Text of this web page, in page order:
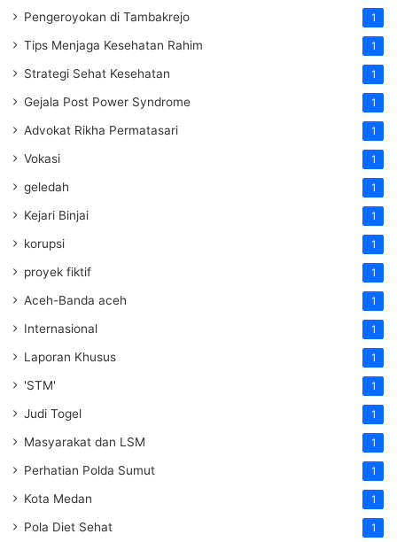
Pengeroyokan di Tambakrejo 1
Tips Menjaga Kesehatan Rahim 1
Strategi Sehat Kesehatan 1
Gejala Post Power Syndrome 1
Advokat Rikha Permatasari 1
Vokasi 1
geledah 1
Kejari Binjai 1
korupsi 1
proyek fiktif 1
Aceh-Banda aceh 1
Internasional 1
Laporan Khusus 1
'STM' 1
Judi Togel 1
Masyarakat dan LSM 1
Perhatian Polda Sumut 1
Kota Medan 1
Pola Diet Sehat 1